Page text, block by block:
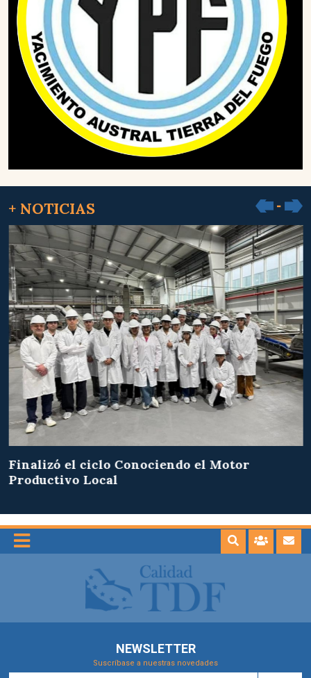
+ NOTICIAS
Finalizó el ciclo Conociendo el Motor
Productivo Local
NEWSLETTER
Suscríbase a nuestras novedades